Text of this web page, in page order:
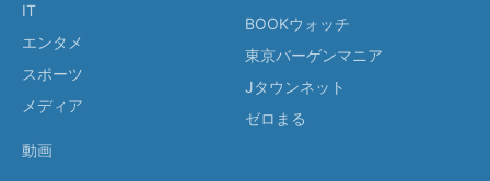
IT
エンタメ
スポーツ
メディア
動画
BOOKウォッチ
東京バーゲンマニア
Jタウンネット
ゼロまる